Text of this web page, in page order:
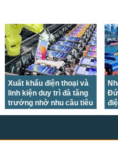
Xuất khẩu điện thoại và
linh kiện duy trì đà tăng
trưởng nhờ nhu cầu tiêu